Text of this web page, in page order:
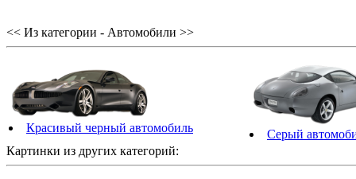
<< Из категории - Автомобили >>
Красивый черный автомобиль
Серый
Картинки из других категорий: